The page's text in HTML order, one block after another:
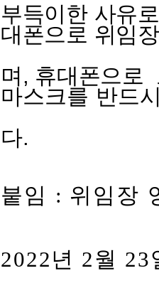
부득이한 사유
대폰으로 위임
며, 휴대폰으로
마스크를 반드
다.
붙임 : 위임장
2022년 2월 23